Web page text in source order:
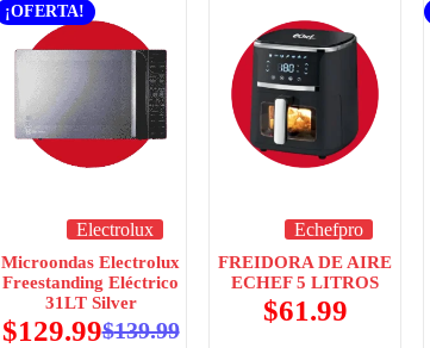
¡OFERTA!
Electrolux
Microondas Electrolux
Freestanding Eléctrico
31LT Silver
$139.99
$129.99
Echefpro
FREIDORA DE AIRE
ECHEF 5 LITROS
$61.99